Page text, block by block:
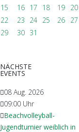
15
16 17 18 19 20
22
23 24 25 26 27
29
30 31
NÄCHSTE
EVENTS
08 Aug. 2026
09:00 Uhr
Beachvolleyball-
Jugendturnier weiblich in